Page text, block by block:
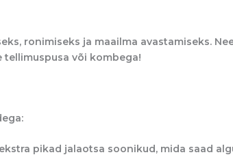
ronimiseks ja maailma avastamiseks.
või kombega!
pikad jalaotsa soonikud, mida saad